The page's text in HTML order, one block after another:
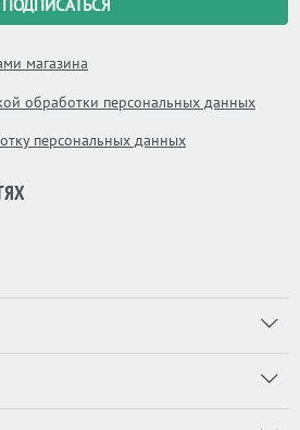
магазина
обработки персональных данных
персональных данных